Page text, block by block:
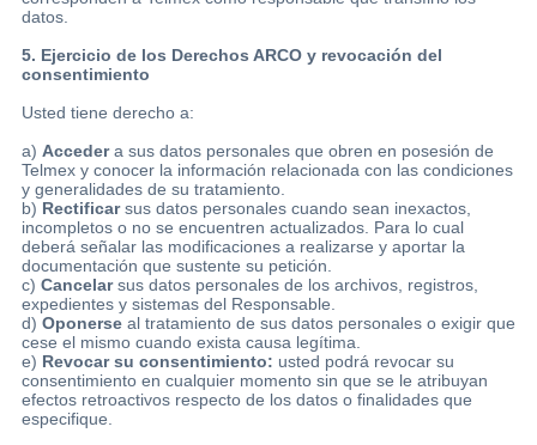
datos.
5. Ejercicio de los Derechos ARCO y revocación del
consentimiento
Usted tiene derecho a:
a) Accedera sus datos personales que obren en posesión de
Telmex y conocer la información relacionada con las condiciones
y generalidades de su tratamiento.
b) Rectificarsus datos personales cuando sean inexactos,
incompletos o no se encuentren actualizados. Para lo cual
deberá señalar las modificaciones a realizarse y aportar la
documentación que sustente su petición.
c) Cancelarsus datos personales de los archivos, registros,
expedientes y sistemas del Responsable.
d) Oponerseal tratamiento de sus datos personales o exigir que
cese el mismo cuando exista causa legítima.
e) Revocar su consentimiento: usted podrá revocar su
consentimiento en cualquier momento sin que se le atribuyan
efectos retroactivos respecto de los datos o finalidades que
especifique.